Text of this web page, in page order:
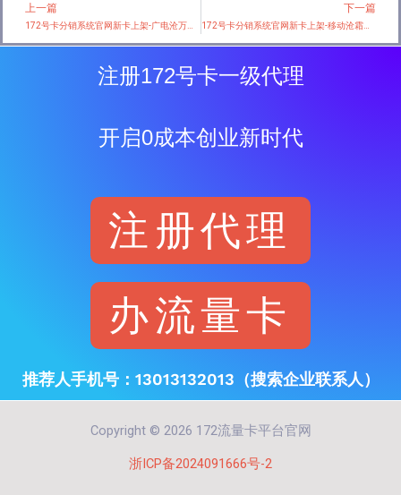
Prev
上一篇 下一篇
172号卡分销系统官网新卡上架-移动沧霜卡【首年29元80G】
注册172号卡一级代理
开启0成本创业新时代
注册代理
办流量卡
推荐人手机号：13013132013（搜索企业联系人）
Copyright © 2026 172流量卡平台官网
浙ICP备2024091666号-2